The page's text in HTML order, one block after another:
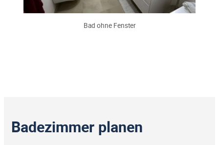
Bad ohne Fenster
Badezimmer planen